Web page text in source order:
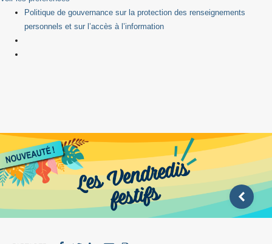
Politique de gouvernance sur la protection des renseignements
personnels et sur l’accès à l’information